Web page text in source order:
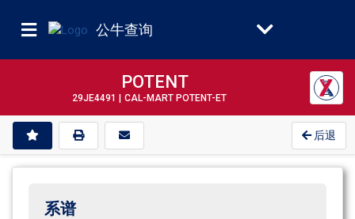
公牛查询
POTENT
29JE4491 | CAL-MART POTENT-ET
后退
系谱